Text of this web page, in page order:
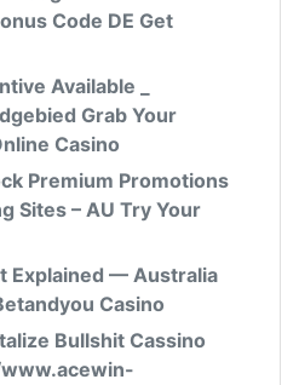
Code DE Get
Available _
Grab Your
Casino
Premium Promotions
Sites – AU Try Your
Explained — Australia
Casino
Bullshit Cassino